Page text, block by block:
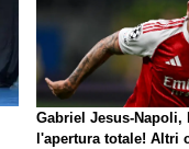
Gabriel Jesus-Napoli,
l'apertura totale! Altri